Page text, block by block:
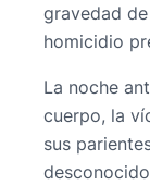
gravedad
homicidio
La noche
cuerpo, la
sus